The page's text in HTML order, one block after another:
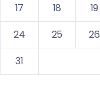
17
18 19
24
25 26
31